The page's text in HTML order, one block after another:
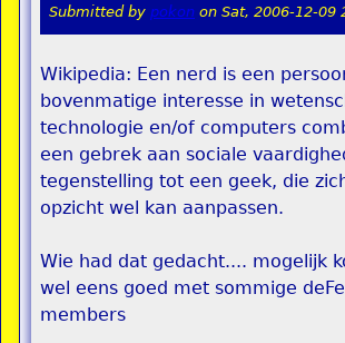
Submitted by pokon on Sat, 2006-12-09
Wikipedia: Een nerd is een
bovenmatige interesse in
technologie en/of computers
een gebrek aan sociale
tegenstelling tot een geek, die
opzicht wel kan aanpassen.
Wie had dat gedacht.... mogelijk
wel eens goed met sommige
members